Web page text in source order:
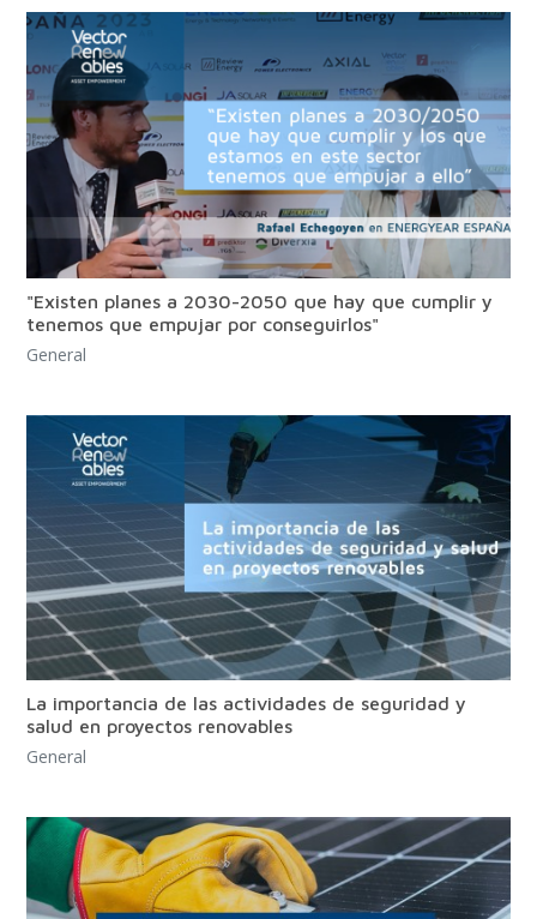
"Existen planes a 2030-2050 que hay que cumplir y
tenemos que empujar por conseguirlos"
General
La importancia de las actividades de seguridad y
salud en proyectos renovables
General